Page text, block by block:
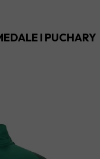
I PUCHARY